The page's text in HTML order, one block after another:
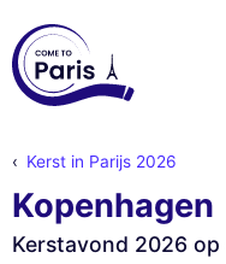
Kerst in Parijs 2026
Kopenhagen
Kerstavond 2026 op